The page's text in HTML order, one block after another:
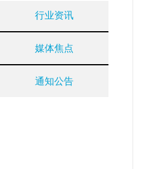
行业资讯
媒体焦点
通知公告